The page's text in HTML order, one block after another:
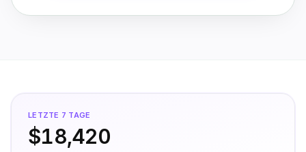
LETZTE 7 TAGE
$18,420